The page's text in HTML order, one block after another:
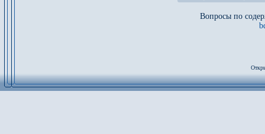
Вопросы по